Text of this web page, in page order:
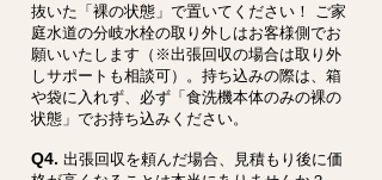
抜いた「裸の状態」で置いてください！ ご家
庭水道の分岐水栓の取り外しはお客様側でお
願いいたします（※出張回収の場合は取り外
しサポートも相談可）。持ち込みの際は、箱
や袋に入れず、必ず「食洗機本体のみの裸の
状態」でお持ち込みください。
Q4. 出張回収を頼んだ場合、見積もり後に価